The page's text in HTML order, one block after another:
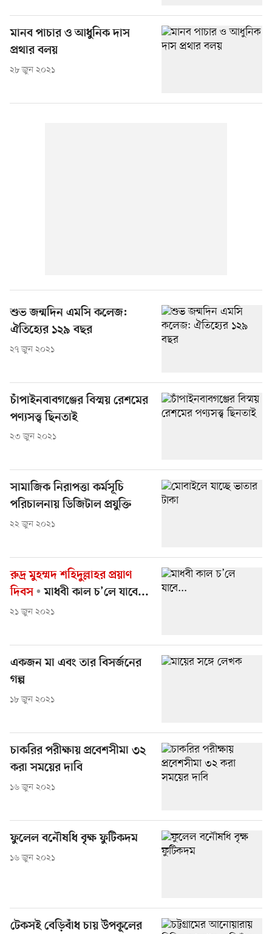
মানব পাচার ও আধুনিক দাস
প্রথার বলয়
২৮ জুন ২০২১
শুভ জন্মদিন এমসি কলেজ:
ঐতিহ্যের ১২৯ বছর
২৭ জুন ২০২১
চাঁপাইনবাবগঞ্জের বিস্ময় রেশমের
পণ্যসত্ত্ব ছিনতাই
২৩ জুন ২০২১
সামাজিক নিরাপত্তা কর্মসূচি
পরিচালনায় ডিজিটাল প্রযুক্তি
২২ জুন ২০২১
রুদ্র মুহম্মদ শহিদুল্লাহর প্রয়াণ
দিবস
মাধবী কাল চ’লে যাবে...
২১ জুন ২০২১
একজন মা এবং তার বিসর্জনের
গল্প
১৮ জুন ২০২১
চাকরির পরীক্ষায় প্রবেশসীমা ৩২
করা সময়ের দাবি
১৬ জুন ২০২১
ফুলেল বনৌষধি বৃক্ষ ফুটিকদম
১৬ জুন ২০২১
টেকসই বেড়িবাঁধ চায় উপকূলের